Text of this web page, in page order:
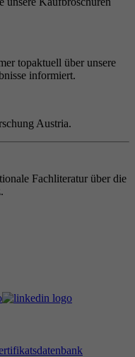
topaktuell über unsere
informiert.
Austria.
Fachliteratur über die